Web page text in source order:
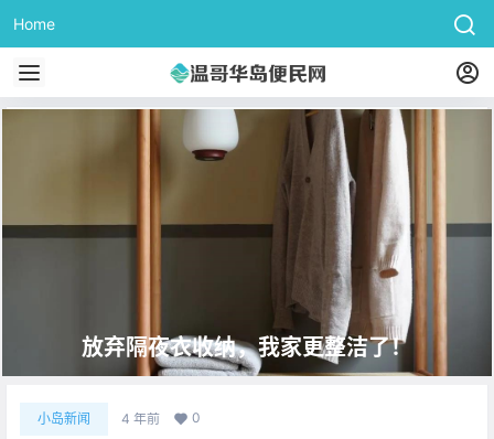
Home
放弃隔夜衣收纳，我家更整洁了！
小岛新闻 4 年前 0